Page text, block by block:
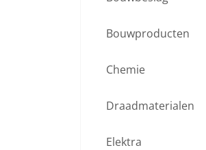
Bouwproducten
Chemie
Draadmaterialen
Elektra